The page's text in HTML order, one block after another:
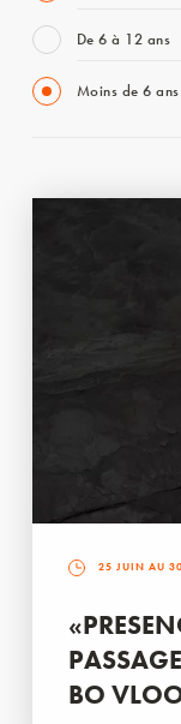
De 6 à 12 ans
Moins de 6 ans
25 JUIN AU
BO